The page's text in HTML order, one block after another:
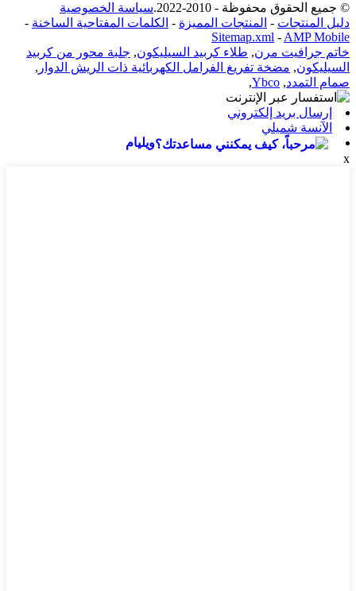
© جميع الحقوق محفوظة - 2010-2022.
سياسة الخصوصية
دليل المنتجات - المنتجات المميزة - الكلمات المفتاحية الساخنة -
Sitemap.xml - AMP Mobile
خاتم جرافيت مرن, طلاء كربيد السيليكون, جلبة محور من كربيد
السيليكون, مضخة تفريغ الفرامل الكهربائية ذات الريش الدوار ,
صمام التمدد,
Ybco
,
إرسال بريد إلكتروني
الآنسة شميلي
ويليام
x